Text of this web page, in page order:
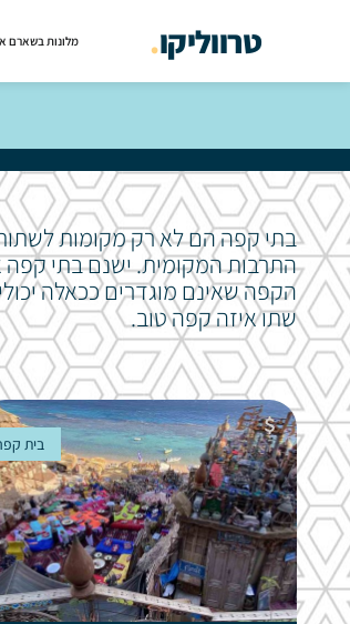
טרווליקו. מלונות בשארם
בתי קפה הם לא רק מקומות
התרבות המקומית. ישנם בתי קפה
הקפה שאינם מוגדרים ככאלה
שתו איזה קפה טוב.
בית